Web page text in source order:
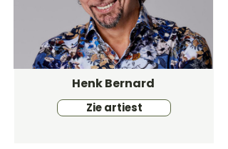
Henk Bernard
Zie artiest